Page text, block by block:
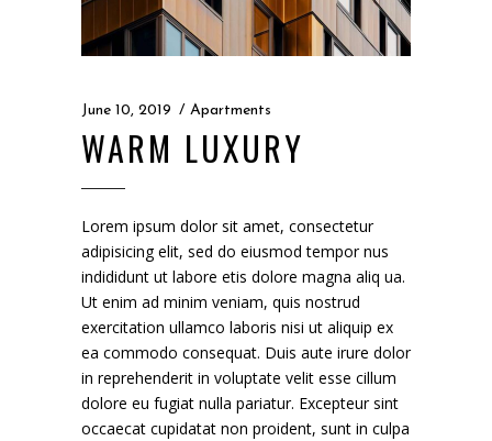
June 10, 2019 Apartments
WARM LUXURY
Lorem ipsum dolor sit amet, consectetur
adipisicing elit, sed do eiusmod tempor nus
indididunt ut labore etis dolore magna aliq ua.
Ut enim ad minim veniam, quis nostrud
exercitation ullamco laboris nisi ut aliquip ex
ea commodo consequat. Duis aute irure dolor
in reprehenderit in voluptate velit esse cillum
dolore eu fugiat nulla pariatur. Excepteur sint
occaecat cupidatat non proident, sunt in culpa